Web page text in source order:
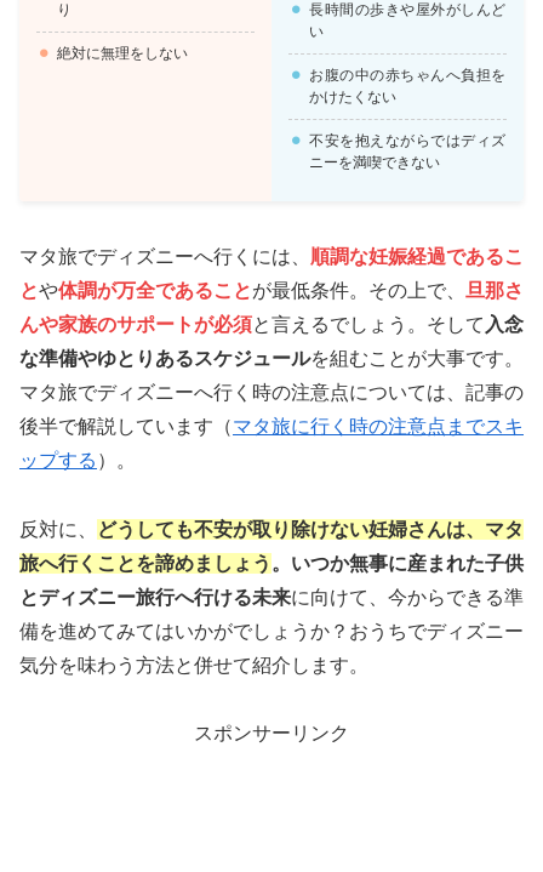
り
絶対に無理をしない
長時間の歩きや屋外がしんど
い
お腹の中の赤ちゃんへ負担を
かけたくない
不安を抱えながらではディズ
ニーを満喫できない
マタ旅でディズニーへ行くには、 順調な妊娠経過であるこ
とや体調が万全であることが最低条件。その上で、 旦那さ
んや家族のサポートが必須と言えるでしょう。そして 入念
な準備やゆとりあるスケジュールを組むことが大事です。
マタ旅でディズニーへ行く時の注意点については、記事の
後半で解説しています（マタ旅に行く時の注意点までスキ
ップする ）。
反対に、
どうしても不安が取り除けない妊婦さんは、マタ
旅へ行くことを諦めましょう 。いつか無事に産まれた子供
とディズニー旅行へ行ける未来に向けて、今からできる準
備を進めてみてはいかがでしょうか？おうちでディズニー
気分を味わう方法と併せて紹介します。
スポンサーリンク